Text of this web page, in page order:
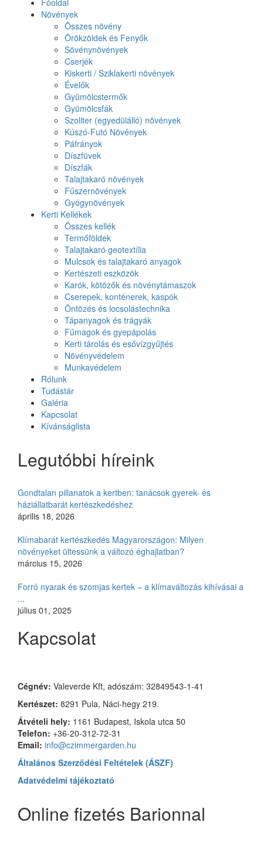
Növények
Összes növény
Örökzöldek és Fenyők
Sövénynövények
Cserjék
Kiskerti / Sziklakerti növények
Évelők
Gyümölcstermők
Gyümölcsfák
Szoliter (egyedülálló) növények
Kúszó-Futó Növények
Páfrányok
Díszfüvek
Díszfák
Talajtakaró növények
Fűszernövények
Gyógynövények
Kerti Kellékek
Összes kellék
Termőföldek
Talajtakaró geotextília
Mulcsok és talajtakaró anyagok
Kertészeti eszközök
Karók, kötözők és növénytámaszok
Cserepek, konténerek, kaspók
Öntözés és locsolástechnika
Tápanyagok és trágyák
Fűmagok és gyepápolás
Kerti tárolás és esővízgyűjtés
Növényvédelem
Munkavédelem
Rólunk
Tudástár
Galéria
Kapcsolat
Kívánságlista
Legutóbbi híreink
Gondtalan pillanatok a kertben: tanácsok gyerek- és
háziállatbarát kertészkedéshez
április 18, 2026
Klímabarát kertészkedés Magyarországon: Milyen
növényeket ültessünk a változó éghajlatban?
március 15, 2026
Forró nyarak és szomjas kertek – a klímaváltozás kihívásai a
...
július 01, 2025
Kapcsolat
Cégnév: Valeverde Kft, adószám: 32849543-1-41
Kertészet: 8291 Pula, Náci-hegy 219.
Átvételi hely: 1161 Budapest, Iskola utca 50
Telefon: +36-20-312-72-31
Email: info@czimmergarden.hu
Általános Szerződési Feltételek (ÁSZF)
Adatvédelmi tájékoztató
Online fizetés Barionnal